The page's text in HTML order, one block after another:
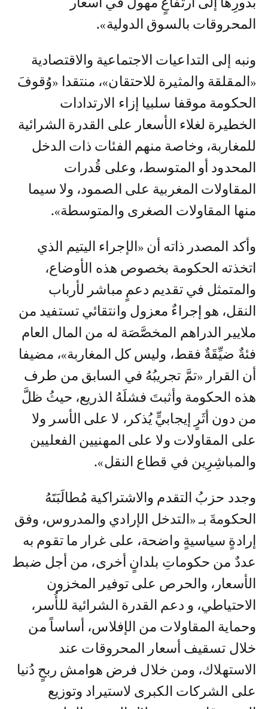
بدورِها إلى ارتفاعٍ مهول في أسعار
المحروقات بالسوق الدولية».
ونبه إلى التداعيات الاجتماعية والاقتصادية
«المقلقة والمثيرة للاحتقان»، منتقدا «وُقوفَ
الحكومة موقفا سلبيا إزاء الارتدادات
الخطيرة لغلاء الأسعار على القدرة الشرائية
للمغاربة، وخاصة منهم الفئات ذات الدخل
المحدود أو المتوسط، وعلى قُدرات
المقاولات المغربية على الصمود، ولا سيما
منها المقاولات الصغرى والمتوسطة».
وأكد المصدر ذاته أن «الإجراء اليتيم الذي
اتخذته الحكومة بخصوص هذه الأوضاع،
والمتمثل في تقديم دعمٍ مباشر لأرباب
النقل، هو إجراءٌ معزول وانتقائي تستفيد من
ملايير الدراهم المخصَّصَة له من المال العام
فئةٌ ضيِّقَةٌ فقط، وليس كل المغاربة»، مضيفا
أن القرار «تمَّ تجريبُهُ في السابق من طرف
هذه الحكومة وأثبتَ فشلَهُ الذريع، حيثُ ظلَّ
من دون أثَرٍ إيجابيٍّ يُذكر، لا على الأسر ولا
على المقاولات ولا على المهنيين الفعليين
والمباشِرِين في قطاع النقل».
وجدد حزبُ التقدم والاشتراكية مُطالَبَتَهُ
الحكومةَ بـ «التدخل الإرادي والمدروس، وفق
إرادةٍ سياسيةٍ واضحة، على غرار ما تقوم به
عددٌ من حكوماتِ بلدانٍ أخرى، من أجل ضبط
الأسعار، والحرص على توفير المخزون
الاحتياطي، و دعم القدرة الشرائية للأُسر،
وحماية المقاولات من الإفلاس، أساساً من
خلال تسقيف أسعار المحروقات عند
الاستهلاك، ومن خلال فرض هوامش ربحٍ دُنيا
على الشركات الكبرى لاستيراد وتوزيع